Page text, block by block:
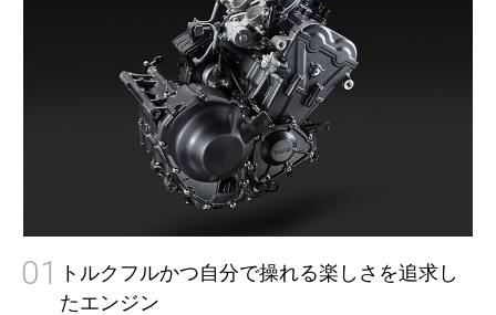
01
トルクフルかつ自分で操れる楽しさを追求し
たエンジン